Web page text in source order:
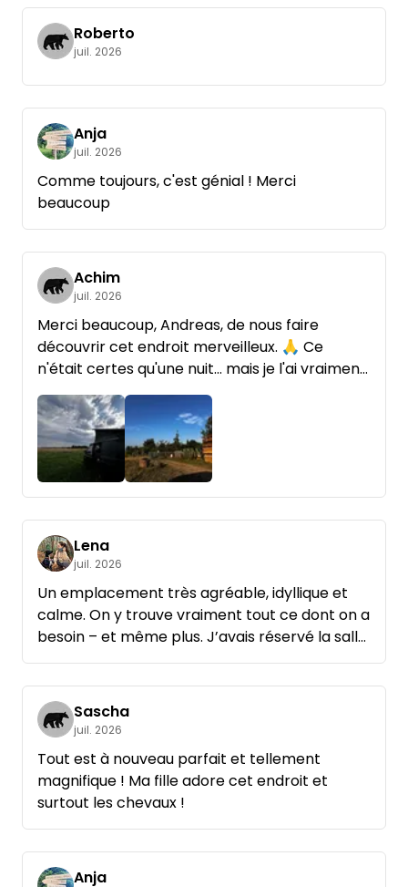
Roberto
juil. 2026
Anja
juil. 2026
Comme toujours, c'est génial ! Merci
beaucoup
Achim
juil. 2026
Merci beaucoup, Andreas, de nous faire
découvrir cet endroit merveilleux. 🙏 Ce
n'était certes qu'une nuit… mais je l'ai vraiment
appréciée.
Lena
juil. 2026
Un emplacement très agréable, idyllique et
calme. On y trouve vraiment tout ce dont on a
besoin – et même plus. J’avais réservé la salle
de bains en supplément, qui était très propre.
J’ai également trouvé le petit coin vaisselle
avec l’eau courante très pratique.
températures estivales, mais je reviendrai
sans aucun doute et j’ai déjà hâte de l’essayer
quand il fera plus frais. Tout est aménagé et
entretenu avec soin.
L’hôte est très sympathique et décontracté –
Sascha
juil. 2026
Tout est à nouveau parfait et tellement
magnifique ! Ma fille adore cet endroit et
surtout les chevaux !
Anja